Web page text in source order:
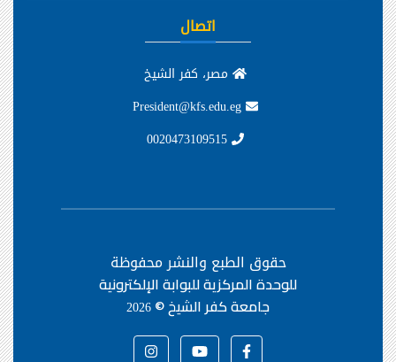
اتصال
مصر، كفر الشيخ
حقوق الطبع والنشر محفوظة
للوحدة المركزية للبوابة الإلكترونية
جامعة كفر الشيخ ©2026